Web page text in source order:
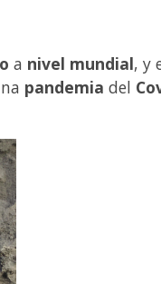
a nivel mundial, y
pandemia del